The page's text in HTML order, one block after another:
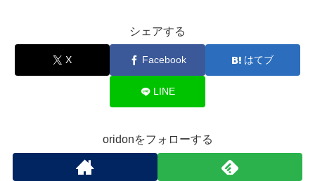
シェアする
X Facebook はてブ
LINE
oridonをフォローする